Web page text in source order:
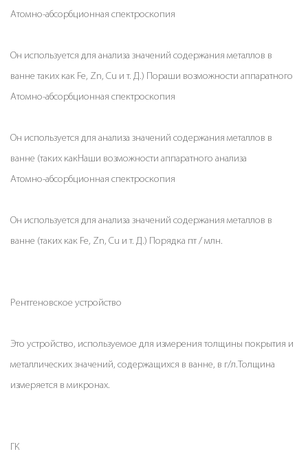
Атомно-абсорбционная спектроскопия
Он используется для анализа значений содержания металлов в
ванне таких как Fe, Zn, Cu и т. Д.) Пораши возможности аппаратного
Атомно-абсорбционная спектроскопия
Он используется для анализа значений содержания металлов в
ванне (таких какНаши возможности аппаратного анализа
Атомно-абсорбционная спектроскопия
Он используется для анализа значений содержания металлов в
ванне (таких как Fe, Zn, Cu и т. Д.) Порядка пт / млн.
Рентгеновское устройство
Это устройство, используемое для измерения толщины покрытия и
металлических значений, содержащихся в ванне, в г/л.Толщина
измеряется в микронах.
ГК